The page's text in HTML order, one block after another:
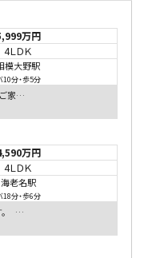
万円
4ＬＤＫ
模大野駅
10分・歩5分
家…
万円
4ＬＤＫ
海老名駅
18分・歩6分
。 …